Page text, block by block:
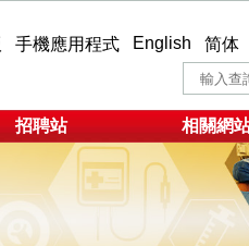
手機應用程式 English 简体
招聘站 相關網